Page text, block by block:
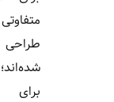
متفاوتی
طراحی
شده‌اند؛ یکی
برای انتقال